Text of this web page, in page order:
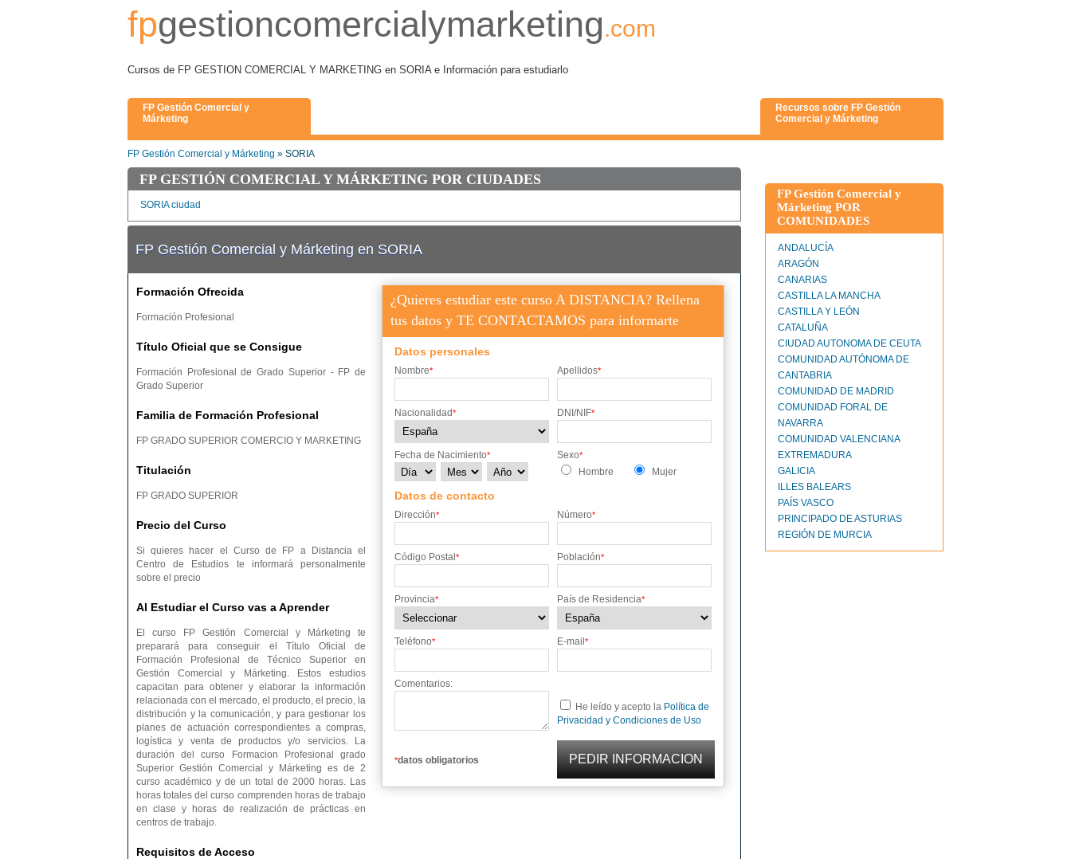
fpgestioncomercialymarketing.com
Cursos de FP GESTION COMERCIAL Y MARKETING en SORIA e Información para estudiarlo
FP Gestión Comercial y
Márketing
Recursos sobre FP Gestión
Comercial y Márketing
FP Gestión Comercial y Márketing » SORIA
FP GESTIÓN COMERCIAL Y MÁRKETING POR CIUDADES
SORIA ciudad
FP Gestión Comercial y Márketing en SORIA
¿Quieres estudiar este curso A DISTANCIA? Rellena
tus datos y TE CONTACTAMOS para informarte
Datos personales
Nombre* Apellidos*
Nacionalidad* DNI/NIF*
Fecha de Nacimiento* Sexo*
Hombre Mujer
Datos de contacto
Dirección* Número*
Código Postal * Población*
Provincia* País de Residencia*
Teléfono* E-mail *
Comentarios:
He leído y acepto la Política de
Privacidad y Condiciones de Uso
*datos obligatorios
Formación Ofrecida
Formación Profesional
Título Oficial que se Consigue
Formación Profesional de Grado Superior - FP de
Grado Superior
Familia de Formación Profesional
FP GRADO SUPERIOR COMERCIO Y MARKETING
Titulación
FP GRADO SUPERIOR
Precio del Curso
Si quieres hacer el Curso de FP a Distancia el
Centro de Estudios te informará personalmente
sobre el precio
Al Estudiar el Curso vas a Aprender
El curso FP Gestión Comercial y Márketing te
preparará para conseguir el Título Oficial de
Formación Profesional de Técnico Superior en
Gestión Comercial y Márketing. Estos estudios
capacitan para obtener y elaborar la información
relacionada con el mercado, el producto, el precio, la
distribución y la comunicación, y para gestionar los
planes de actuación correspondientes a compras,
logística y venta de productos y/o servicios. La
duración del curso Formacion Profesional grado
Superior Gestión Comercial y Márketing es de 2
curso académico y de un total de 2000 horas. Las
horas totales del curso comprenden horas de trabajo
en clase y horas de realización de prácticas en
centros de trabajo.
Requisitos de Acceso
FP Gestión Comercial y
Márketing POR
COMUNIDADES
ANDALUCÍA
ARAGÓN
CANARIAS
CASTILLA LA MANCHA
CASTILLA Y LEÓN
CATALUÑA
CIUDAD AUTONOMA DE CEUTA
COMUNIDAD AUTÓNOMA DE
CANTABRIA
COMUNIDAD DE MADRID
COMUNIDAD FORAL DE
NAVARRA
COMUNIDAD VALENCIANA
EXTREMADURA
GALICIA
ILLES BALEARS
PAÍS VASCO
PRINCIPADO DE ASTURIAS
REGIÓN DE MURCIA